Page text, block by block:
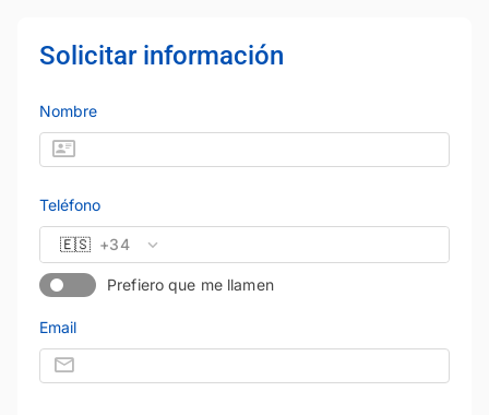
Solicitar información
Nombre
Teléfono
🇪🇸 +34
Prefiero que me llamen
Email